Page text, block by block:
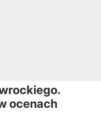
ocenach